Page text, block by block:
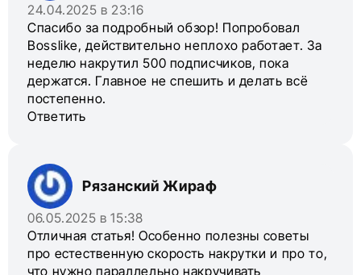
24.04.2025 в 23:16
Спасибо за подробный обзор! Попробовал
Bosslike, действительно неплохо работает. За
неделю накрутил 500 подписчиков, пока
держатся. Главное не спешить и делать всё
постепенно.
Ответить
Рязанский Жираф
06.05.2025 в 15:38
Отличная статья! Особенно полезны советы
про естественную скорость накрутки и про то,
что нужно параллельно накручивать